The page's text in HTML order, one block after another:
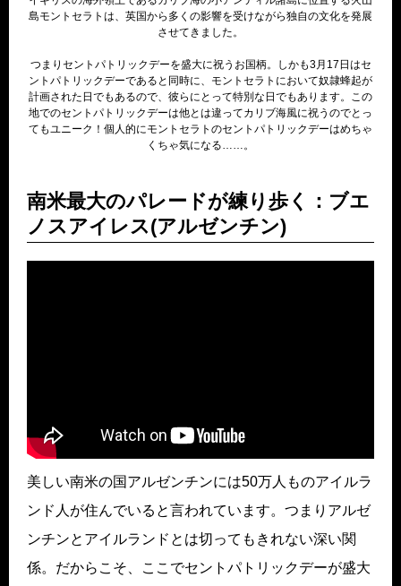
島モントセラトは、英国から多くの影響を受けながら独自の文化を発展
させてきました。
つまりセントパトリックデーを盛大に祝うお国柄。しかも3月17日はセ
ントパトリックデーであると同時に、モントセラトにおいて奴隷蜂起が
計画された日でもあるので、彼らにとって特別な日でもあります。この
地でのセントパトリックデーは他とは違ってカリブ海風に祝うのでとっ
てもユニーク！個人的にモントセラトのセントパトリックデーはめちゃ
くちゃ気になる……。
南米最大のパレードが練り歩く：ブエ
ノスアイレス(アルゼンチン)
美しい南米の国アルゼンチンには50万人ものアイルラ
ンド人が住んでいると言われています。つまりアルゼ
ンチンとアイルランドとは切ってもきれない深い関
係。だからこそ、ここでセントパトリックデーが盛大